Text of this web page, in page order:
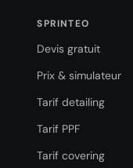
SPRINTEO
Devis gratuit
Prix & simulateur
Tarif detailing
Tarif PPF
Tarif covering